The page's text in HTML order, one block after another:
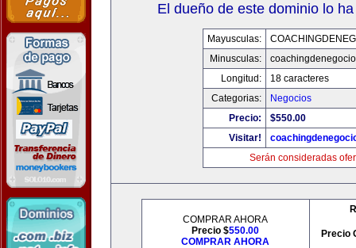
El dueño de este dominio lo
Mayusculas:
Minusculas:
Longitud:
18 caracteres
Categorias:
Negocios
Precio:
$550.00
Visitar!
Serán consideradas
COMPRAR AHORA
Precio $550.00
COMPRAR AHORA
Precio